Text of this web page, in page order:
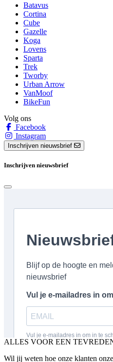
Batavus
Cortina
Cube
Gazelle
Koga
Lovens
Sparta
Trek
Tworby
Urban Arrow
VanMoof
BikeFun
Volg ons
Facebook
Instagram
Inschrijven nieuwsbrief
Inschrijven nieuwsbrief
ALLES VOOR EEN
Wil jij weten hoe onze klanten